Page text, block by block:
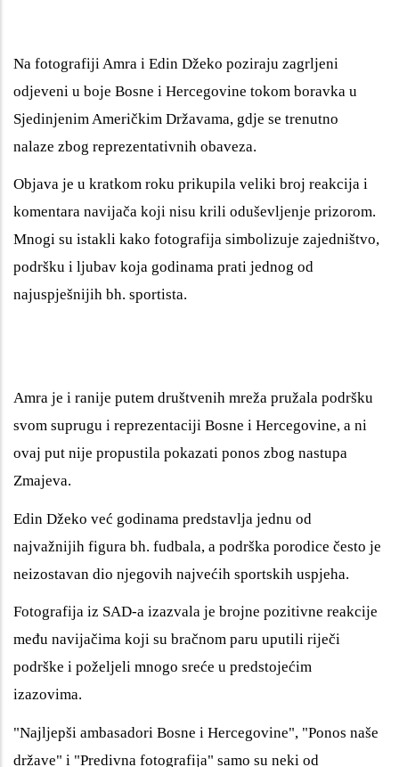
Na fotografiji Amra i Edin Džeko poziraju zagrljeni
odjeveni u boje Bosne i Hercegovine tokom boravka u
Sjedinjenim Američkim Državama, gdje se trenutno
nalaze zbog reprezentativnih obaveza.
Objava je u kratkom roku prikupila veliki broj reakcija i
komentara navijača koji nisu krili oduševljenje prizorom.
Mnogi su istakli kako fotografija simbolizuje zajedništvo,
podršku i ljubav koja godinama prati jednog od
najuspješnijih bh. sportista.
Amra je i ranije putem društvenih mreža pružala podršku
svom suprugu i reprezentaciji Bosne i Hercegovine, a ni
ovaj put nije propustila pokazati ponos zbog nastupa
Zmajeva.
Edin Džeko već godinama predstavlja jednu od
najvažnijih figura bh. fudbala, a podrška porodice često je
neizostavan dio njegovih najvećih sportskih uspjeha.
Fotografija iz SAD-a izazvala je brojne pozitivne reakcije
među navijačima koji su bračnom paru uputili riječi
podrške i poželjeli mnogo sreće u predstojećim
izazovima.
"Najljepši ambasadori Bosne i Hercegovine", "Ponos naše
države" i "Predivna fotografija" samo su neki od